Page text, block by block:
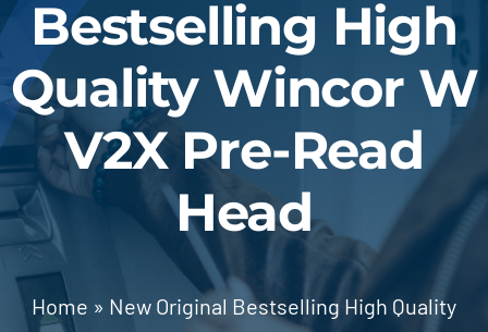
Dịch vụ
Blog
Về Chúng Tôi
Liên Hệ
Bestselling High
Quality Wincor W
V2X Pre-Read
Head
Home » New Original Bestselling High Quality